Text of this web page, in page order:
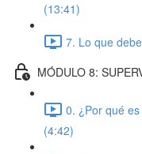
(13:41)
7. Lo que
MÓDULO 8:
0. ¿Por qué
(4:42)